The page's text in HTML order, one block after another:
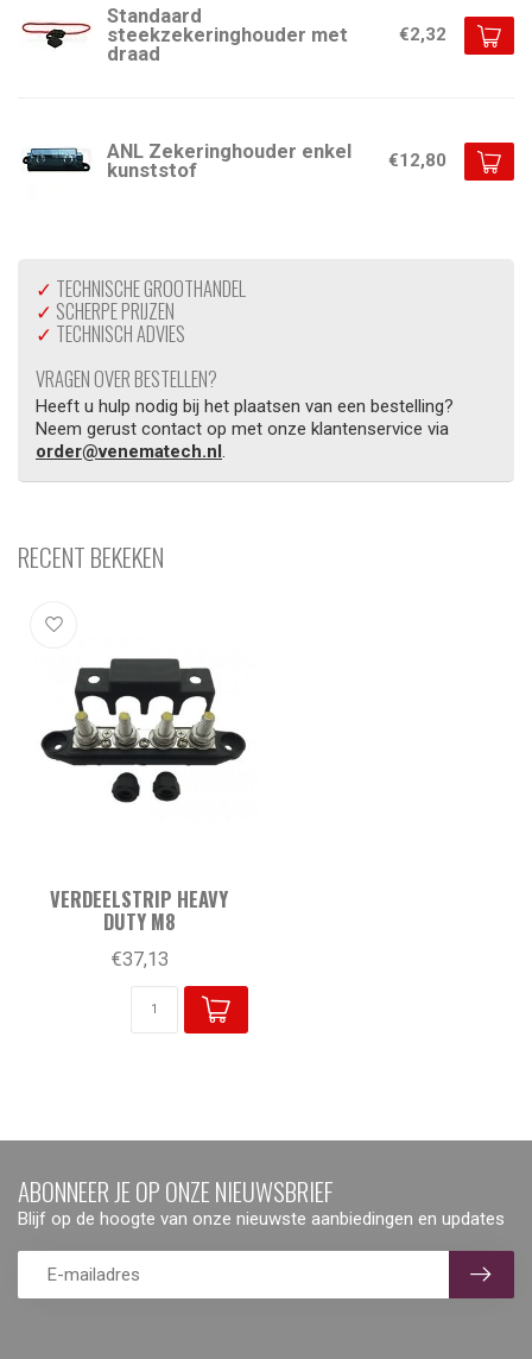
Standaard
steekzekeringhouder met
draad
€2,32
ANL Zekeringhouder enkel
kunststof
€12,80
✓ TECHNISCHE GROOTHANDEL
✓ SCHERPE PRIJZEN
✓ TECHNISCH ADVIES
VRAGEN OVER BESTELLEN?
Heeft u hulp nodig bij het plaatsen van een bestelling?
Neem gerust contact op met onze klantenservice via
order@venematech.nl.
RECENT BEKEKEN
VERDEELSTRIP HEAVY
DUTY M8
€37,13
ABONNEER JE OP ONZE NIEUWSBRIEF
Blijf op de hoogte van onze nieuwste aanbiedingen en updates